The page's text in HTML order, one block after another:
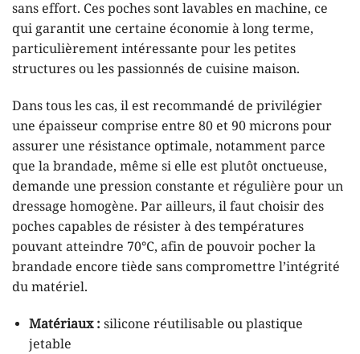
sans effort. Ces poches sont lavables en machine, ce
qui garantit une certaine économie à long terme,
particulièrement intéressante pour les petites
structures ou les passionnés de cuisine maison.
Dans tous les cas, il est recommandé de privilégier
une épaisseur comprise entre 80 et 90 microns pour
assurer une résistance optimale, notamment parce
que la brandade, même si elle est plutôt onctueuse,
demande une pression constante et régulière pour un
dressage homogène. Par ailleurs, il faut choisir des
poches capables de résister à des températures
pouvant atteindre 70°C, afin de pouvoir pocher la
brandade encore tiède sans compromettre l’intégrité
du matériel.
Matériaux : silicone réutilisable ou plastique
jetable